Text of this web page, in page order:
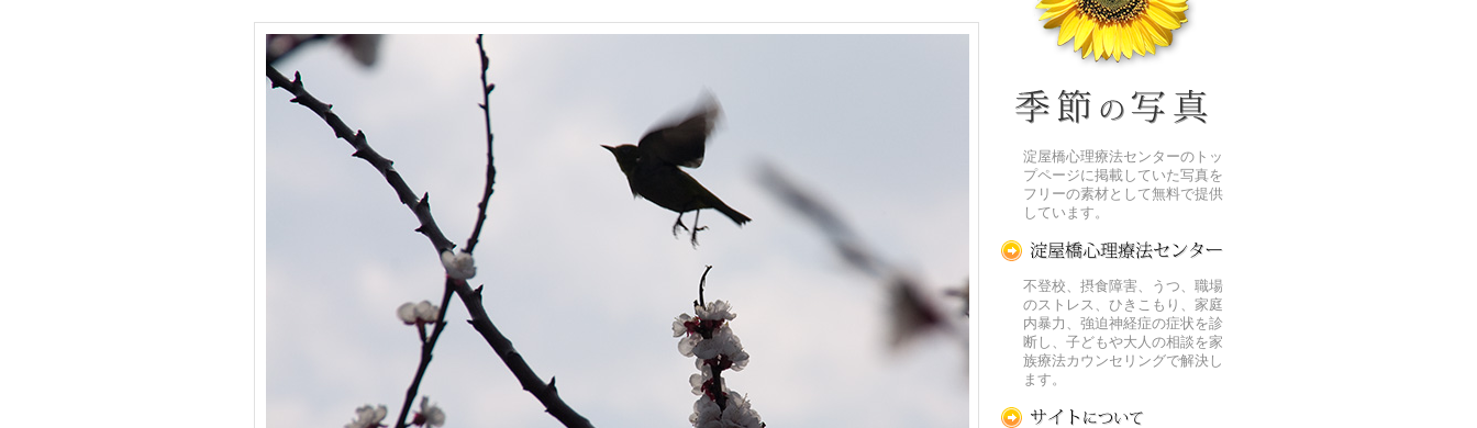
淀屋橋心理療法センターのトッ
プページに掲載していた写真を
フリーの素材として無料で提供
しています。
不登校、摂食障害、うつ、職場
のストレス、ひきこもり、家庭
内暴力、強迫神経症の症状を診
断し、子どもや大人の相談を家
族療法カウンセリングで解決し
ます。